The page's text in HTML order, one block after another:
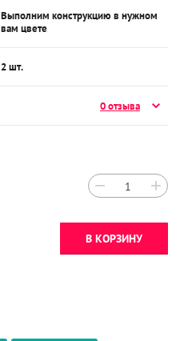
Выполним конструкцию в нужном
вам цвете
2 шт.
0 отзыва
− +
В КОРЗИНУ